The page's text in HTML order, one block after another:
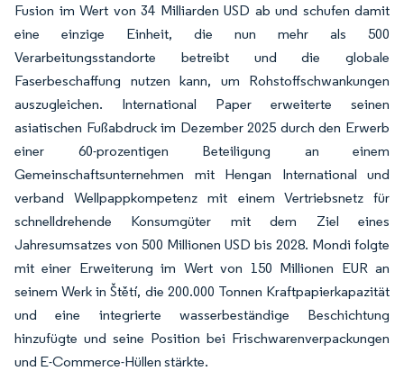
Fusion im Wert von 34 Milliarden USD ab und schufen damit
eine einzige Einheit, die nun mehr als 500
Verarbeitungsstandorte betreibt und die globale
Faserbeschaffung nutzen kann, um Rohstoffschwankungen
auszugleichen. International Paper erweiterte seinen
asiatischen Fußabdruck im Dezember 2025 durch den Erwerb
einer 60-prozentigen Beteiligung an einem
Gemeinschaftsunternehmen mit Hengan International und
verband Wellpappkompetenz mit einem Vertriebsnetz für
schnelldrehende Konsumgüter mit dem Ziel eines
Jahresumsatzes von 500 Millionen USD bis 2028. Mondi folgte
mit einer Erweiterung im Wert von 150 Millionen EUR an
seinem Werk in Štětí, die 200.000 Tonnen Kraftpapierkapazität
und eine integrierte wasserbeständige Beschichtung
hinzufügte und seine Position bei Frischwarenverpackungen
und E-Commerce-Hüllen stärkte.